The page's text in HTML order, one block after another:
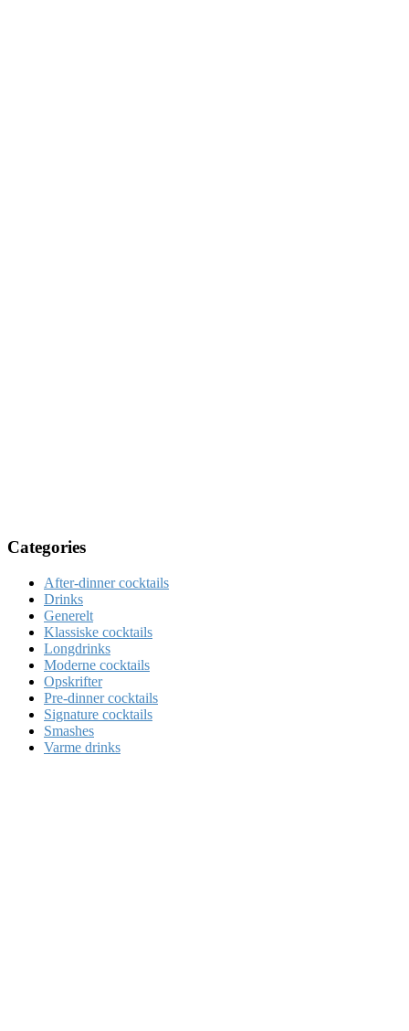
Categories
After-dinner cocktails
Drinks
Generelt
Klassiske cocktails
Longdrinks
Moderne cocktails
Opskrifter
Pre-dinner cocktails
Signature cocktails
Smashes
Varme drinks